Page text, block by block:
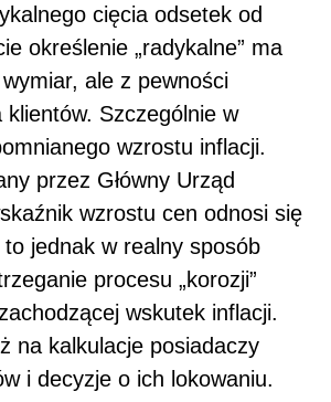
cięcia odsetek od
określenie „radykalne” ma
ale z pewności
klientów. Szczególnie w
wzrostu inflacji.
przez Główny Urząd
wzrostu cen odnosi się
to jednak w realny sposób
procesu „korozji”
wskutek inflacji.
na kalkulacje posiadaczy
i decyzje o ich lokowaniu.